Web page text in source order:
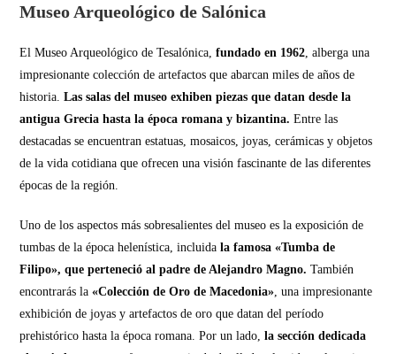
Museo Arqueológico de Salónica
El Museo Arqueológico de Tesalónica,fundado en 1962, alberga una
impresionante colección de artefactos que abarcan miles de años de
historia.Las salas del museo exhiben piezas que datan desde la
antigua Grecia hasta la época romana y bizantina. Entre las
destacadas se encuentran estatuas, mosaicos, joyas, cerámicas y objetos
de la vida cotidiana que ofrecen una visión fascinante de las diferentes
épocas de la región.
Uno de los aspectos más sobresalientes del museo es la exposición de
tumbas de la época helenística, incluida la famosa «Tumba de
Filipo», que perteneció al padre de Alejandro Magno.También
encontrarás la«Colección de Oro de Macedonia», una impresionante
exhibición de joyas y artefactos de oro que datan del período
prehistórico hasta la época romana. Por un lado,la sección dedicada